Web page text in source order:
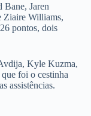
Jaren
Ziaire Williams,
pontos, dois
Kyle Kuzma,
foi o cestinha
assistências.